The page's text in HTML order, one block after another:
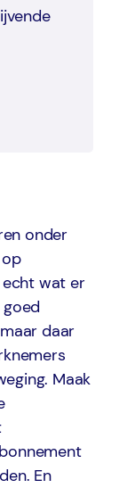
onder
wat er
daar
Maak
En